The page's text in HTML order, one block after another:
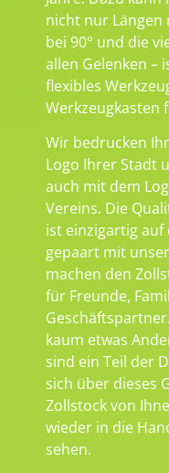
nicht nur Längen
bei 90° und die
allen Gelenken –
flexibles
Werkzeugkasten
Wir bedrucken
Logo Ihrer Stadt
auch mit dem
Vereins. Die
ist einzigartig auf
gepaart mit
machen den
für Freunde,
kaum etwas
sind ein Teil der
sich über dieses
Zollstock von
wieder in die
sehen.